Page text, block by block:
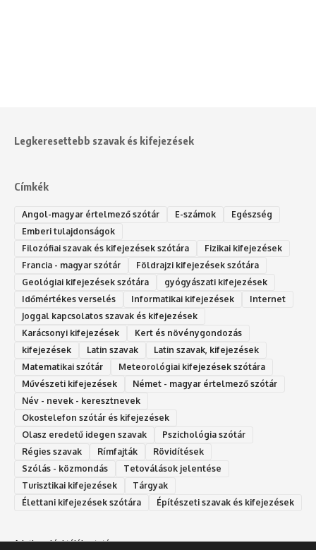
Legkeresettebb szavak és kifejezések
Címkék
Angol-magyar értelmező szótár E-számok
Egészség
Emberi tulajdonságok
Filozófiai szavak és kifejezések szótára
Fizikai kifejezések
Francia - magyar szótár
Földrajzi kifejezések szótára
Geológiai kifejezések szótára
gyógyászati kifejezések
Időmértékes verselés
Informatikai kifejezések
Internet
Joggal kapcsolatos szavak és kifejezések
Karácsonyi kifejezések
Kert és növénygondozás
kifejezések
Latin szavak
Latin szavak, kifejezések
Matematikai szótár
Meteorológiai kifejezések szótára
Művészeti kifejezések
Német - magyar értelmező szótár
Név - nevek - keresztnevek
Okostelefon szótár és kifejezések
Olasz eredetű idegen szavak
Ps‮gólohciz‬ia s‮átóz‬r
Régies szavak
Rímfajták
Rövidítések
Szólás - közmondás
Tetoválások jelentése
Turisztikai kifejezések
Tárgyak
Élettani kifejezések szótára
Építészeti szavak és kifejezések
Adatkezelési tájékoztató